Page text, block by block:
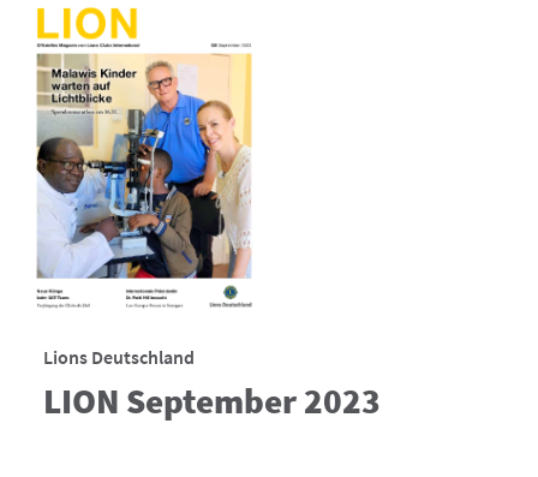
Lions Deutschland
LION September 2023